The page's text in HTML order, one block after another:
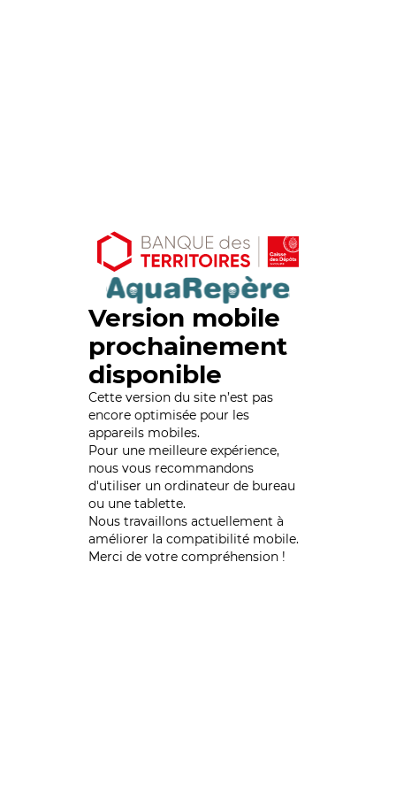
Version mobile
prochainement
disponible
Cette version du site n’est pas
encore optimisée pour les
appareils mobiles.
Pour une meilleure expérience,
nous vous recommandons
d'utiliser un ordinateur de bureau
ou une tablette.
Nous travaillons actuellement à
améliorer la compatibilité mobile.
Merci de votre compréhension !